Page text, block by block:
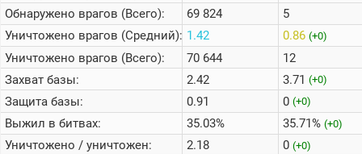
Обнаружено врагов (Всего):
Уничтожено врагов (Средний):
Уничтожено врагов (Всего):
Захват базы:
Защита базы:
Выжил в битвах:
Уничтожено / уничтожен:
69 824
1.42
70 644
2.42
0.91
35.03%
2.18
5
0.86 (+0)
12
3.71 (+0)
0 (+0)
35.71% (+0)
0 (+0)